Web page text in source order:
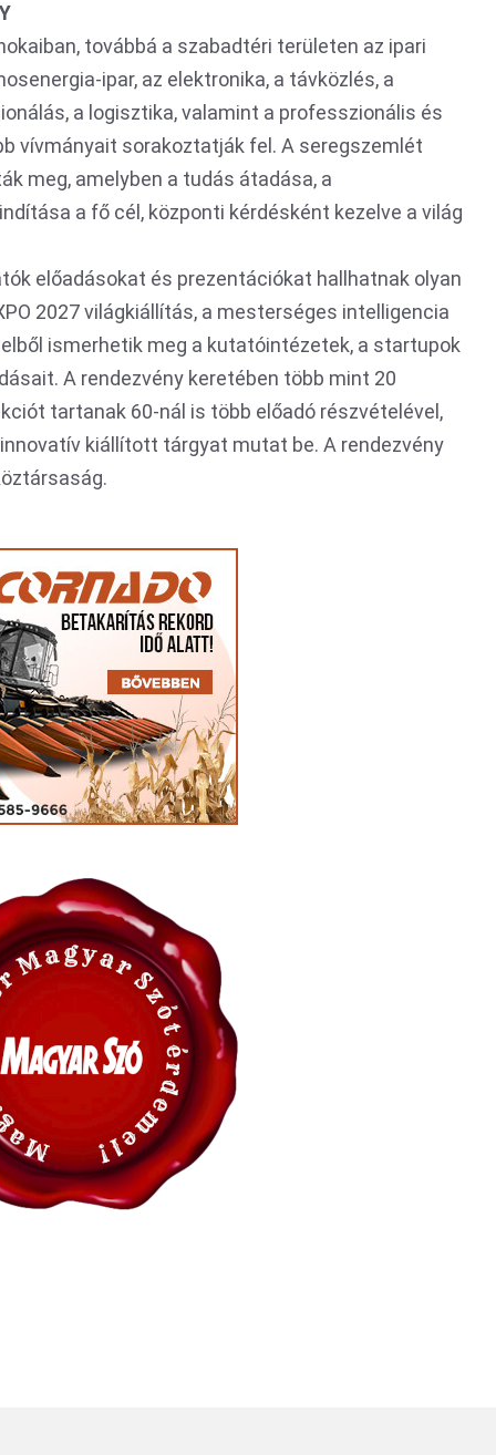
továbbá a szabadtéri területen az ipari
ipar, az elektronika, a távközlés, a
a logisztika, valamint a professzionális és
vívmányait sorakoztatják fel. A seregszemlét
meg, amelyben a tudás átadása, a
a fő cél, központi kérdésként kezelve a világ
előadásokat és prezentációkat hallhatnak olyan
2027 világkiállítás, a mesterséges intelligencia
ismerhetik meg a kutatóintézetek, a startupok
A rendezvény keretében több mint 20
tartanak 60-nál is több előadó részvételével,
kiállított tárgyat mutat be. A rendezvény